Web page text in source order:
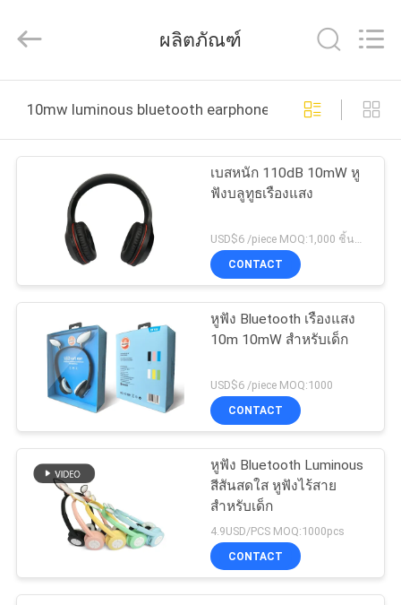
บ้าน
ผลิตภัณฑ์
กับ
โรงงาน
ควบคุม
คุณภาพ
2025
Co,ltd.
Reserved.
ผลิตภัณฑ์
10mw luminous bluetooth earphones ผลิตออนไลน์
เบสหนัก 110dB 10mW หู
ฟังบลูทูธเรืองแสง
USD$6 /piece MOQ:1,000 ชิ้นต่อรายการ
CONTACT
หูฟัง Bluetooth เรืองแสง
10m 10mW สำหรับเด็ก
USD$6 /piece MOQ:1000
CONTACT
หูฟัง Bluetooth Luminous
สีสันสดใส หูฟังไร้สาย
สำหรับเด็ก
4.9USD/PCS MOQ:1000pcs
CONTACT